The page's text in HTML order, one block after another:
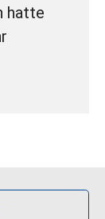
hatte